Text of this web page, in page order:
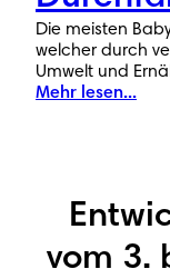
Die meisten
welcher durch
Umwelt und
Mehr lesen...
vom 3.